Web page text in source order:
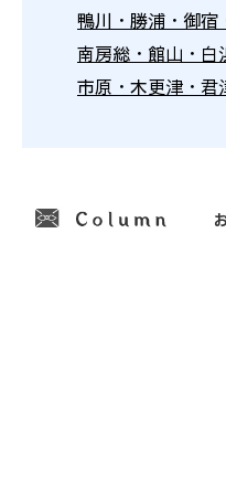
鴨川・勝浦・御宿
南房総・館山・白
市原・木更津・君